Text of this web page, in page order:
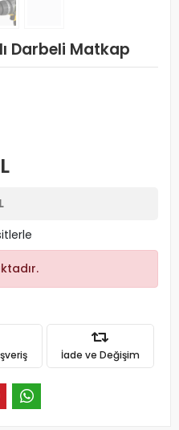
Darbeli Matkap
İade ve Değişim